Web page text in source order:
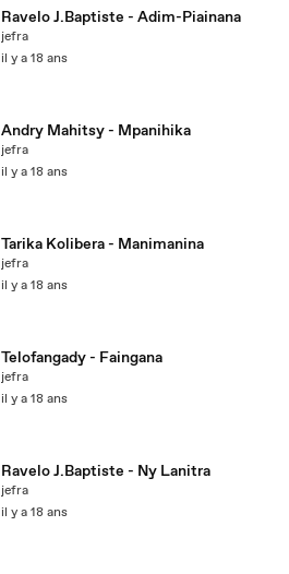
Ravelo J.Baptiste - Adim-Piainana
jefra
il y a 18 ans
Andry Mahitsy - Mpanihika
jefra
il y a 18 ans
Tarika Kolibera - Manimanina
jefra
il y a 18 ans
Telofangady - Faingana
jefra
il y a 18 ans
Ravelo J.Baptiste - Ny Lanitra
jefra
il y a 18 ans